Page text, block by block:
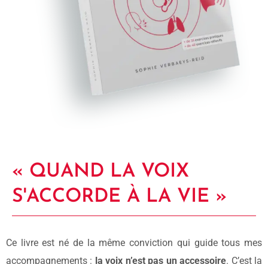
« QUAND LA VOIX
S'ACCORDE À LA VIE »
Ce livre est né de la même conviction qui guide tous mes
accompagnements : la voix n’est pas un accessoire. C’est la